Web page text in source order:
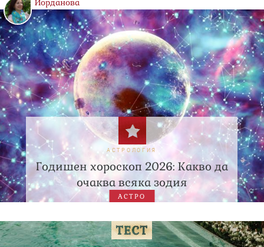
Йорданова
АСТРОЛОГИЯ
Годишен хороскоп 2026: Какво да
очаква всяка зодия
АСТРО